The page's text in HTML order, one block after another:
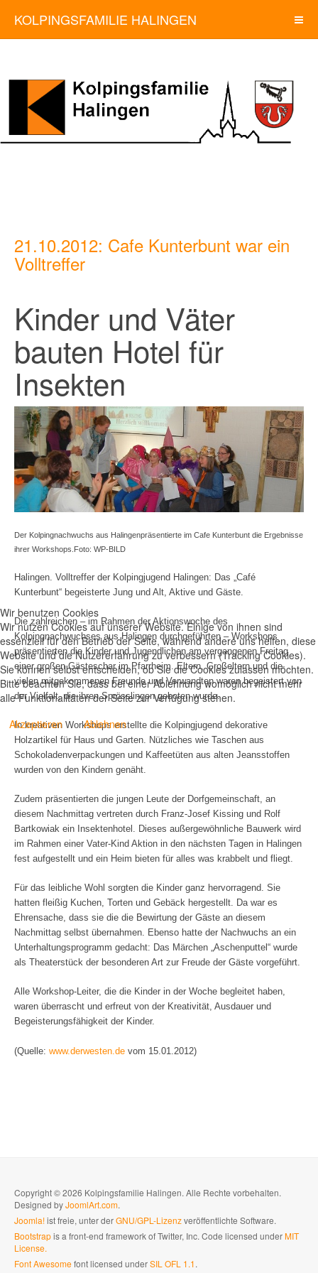
KOLPINGSFAMILIE HALINGEN
21.10.2012: Cafe Kunterbunt war ein
Volltreffer
Kinder und Väter
bauten Hotel für
Insekten
Der Kolpingnachwuchs aus Halingenpräsentierte im Cafe Kunterbunt die Ergebnisse
ihrer Workshops.Foto: WP-BILD
Halingen. Volltreffer der Kolpingjugend Halingen: Das „Café
Kunterbunt“ begeisterte Jung und Alt, Aktive und Gäste.
Die zahlreichen – im Rahmen der Aktionswoche des
Kolpingnachwuchses aus Halingen durchgeführten – Workshops
präsentierten die Kinder und Jugendlichen am vergangenen Freitag
einer großen Gästeschar im Pfarrheim. Eltern, Großeltern und die
vielen mitgekommenen Freunde und Verwandten waren begeistert von
der Vielfalt, die ihren Sprösslingen geboten wurde.
In kreativen Workshops erstellte die Kolpingjugend dekorative
Holzartikel für Haus und Garten. Nützliches wie Taschen aus
Schokoladenverpackungen und Kaffeetüten aus alten Jeansstoffen
wurden von den Kindern genäht.
Zudem präsentierten die jungen Leute der Dorfgemeinschaft, an
diesem Nachmittag vertreten durch Franz-Josef Kissing und Rolf
Bartkowiak ein Insektenhotel. Dieses außergewöhnliche Bauwerk wird
im Rahmen einer Vater-Kind Aktion in den nächsten Tagen in Halingen
fest aufgestellt und ein Heim bieten für alles was krabbelt und fliegt.
Für das leibliche Wohl sorgten die Kinder ganz hervorragend. Sie
hatten fleißig Kuchen, Torten und Gebäck hergestellt. Da war es
Ehrensache, dass sie die die Bewirtung der Gäste an diesem
Nachmittag selbst übernahmen. Ebenso hatte der Nachwuchs an ein
Unterhaltungsprogramm gedacht: Das Märchen „Aschenputtel“ wurde
als Theaterstück der besonderen Art zur Freude der Gäste vorgeführt.
Alle Workshop-Leiter, die die Kinder in der Woche begleitet haben,
waren überrascht und erfreut von der Kreativität, Ausdauer und
Begeisterungsfähigkeit der Kinder.
(Quelle: www.derwesten.de vom 15.01.2012)
Copyright © 2026 Kolpingsfamilie Halingen. Alle Rechte vorbehalten.
Designed byJoomlArt.com.
Joomla!ist freie, unter derGNU/GPL-Lizenzveröffentlichte Software.
Bootstrapis a front-end framework of Twitter, Inc. Code licensed underMIT
License.
Font Awesomefont licensed underSIL OFL 1.1.
Wir benutzen Cookies
Wir nutzen Cookies auf unserer Website. Einige von ihnen sind
essenziell für den Betrieb der Seite, während andere uns helfen, diese
Website und die Nutzererfahrung zu verbessern (Tracking Cookies).
Sie können selbst entscheiden, ob Sie die Cookies zulassen möchten.
Bitte beachten Sie, dass bei einer Ablehnung womöglich nicht mehr
alle Funktionalitäten der Seite zur Verfügung stehen.
Akzeptieren
Ablehnen